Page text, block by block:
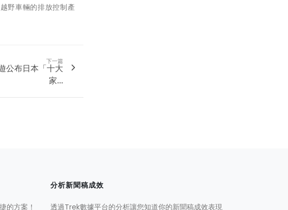
野車輛的排放控制產
下一篇
公布日本「十大
家...
的方案！
分析新聞稿成效
透過Trek數據平台的分析讓您知道你的新聞稿成效表現